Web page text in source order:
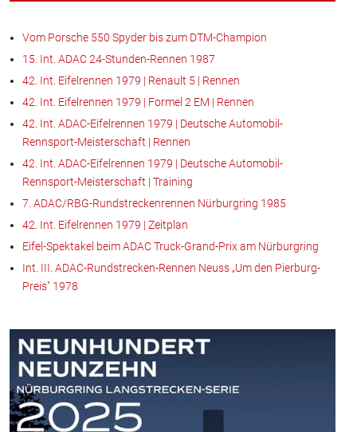
Vom Porsche 550 Spyder bis zum DTM-Champion
15. Int. ADAC 24-Stunden-Rennen 1987
42. Int. Eifelrennen 1979 | Renault 5 | Rennen
42. Int. Eifelrennen 1979 | Formel 2 EM | Rennen
42. Int. ADAC-Eifelrennen 1979 | Deutsche Automobil-
Rennsport-Meisterschaft | Rennen
42. Int. ADAC-Eifelrennen 1979 | Deutsche Automobil-
Rennsport-Meisterschaft | Training
7. ADAC/RBG-Rundstreckenrennen Nürburgring 1985
42. Int. Eifelrennen 1979 | Zeitplan
Eifel-Spektakel beim ADAC Truck-Grand-Prix am Nürburgring
Int. III. ADAC-Rundstrecken-Rennen Neuss „Um den Pierburg-
Preis" 1978